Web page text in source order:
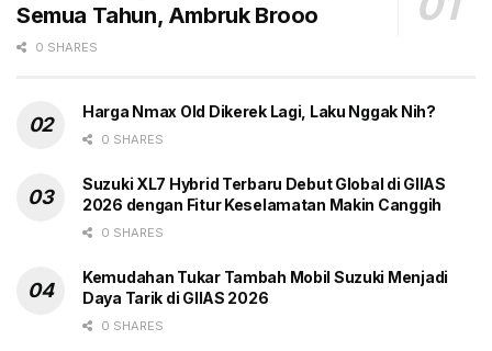
resmi dari Honda. (gbr)
Honda Jazz RS Facelift
Jepang
Mesin hybrid
Spesifikasi
Semua Tahun, Ambruk Brooo
0 SHARES
Harga Nmax Old Dikerek Lagi, Laku Nggak Nih?
0 SHARES
Suzuki XL7 Hybrid Terbaru Debut Global di GIIAS
2026 dengan Fitur Keselamatan Makin Canggih
0 SHARES
Kemudahan Tukar Tambah Mobil Suzuki Menjadi
Daya Tarik di GIIAS 2026
0 SHARES